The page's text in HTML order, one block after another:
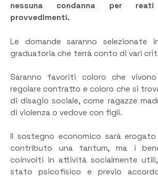
nessuna condanna per
provvedimenti.
Le domande saranno selezionate
graduatoria che terrà conto di vari
Saranno favoriti coloro che
regolare contratto e coloro che si
di disagio sociale, come ragazze
di violenza o vedove con figli.
Il sostegno economico sarà
contributo una tantum, ma i
coinvolti in attività socialmente
stato psicofisico e previo